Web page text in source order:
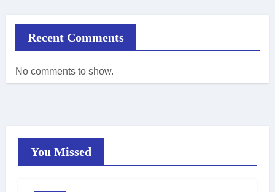
Recent Comments
No comments to show.
You Missed